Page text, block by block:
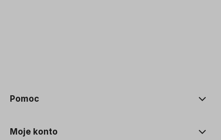
Pomoc
Moje konto